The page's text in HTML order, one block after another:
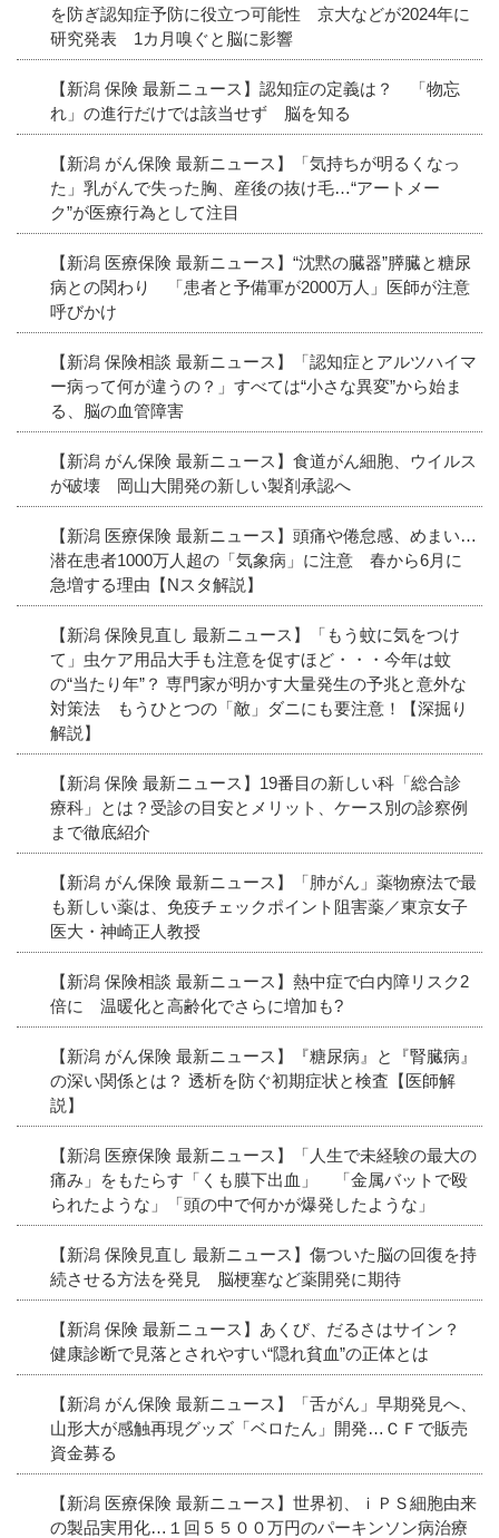
を防ぎ認知症予防に役立つ可能性 京大などが2024年に
研究発表 1カ月嗅ぐと脳に影響
【新潟 保険 最新ニュース】認知症の定義は？ 「物忘
れ」の進行だけでは該当せず 脳を知る
【新潟 がん保険 最新ニュース】「気持ちが明るくなっ
た」乳がんで失った胸、産後の抜け毛…“アートメー
ク”が医療行為として注目
【新潟 医療保険 最新ニュース】“沈黙の臓器”膵臓と糖尿
病との関わり 「患者と予備軍が2000万人」医師が注意
呼びかけ
【新潟 保険相談 最新ニュース】「認知症とアルツハイマ
ー病って何が違うの？」すべては“小さな異変”から始ま
る、脳の血管障害
【新潟 がん保険 最新ニュース】食道がん細胞、ウイルス
が破壊 岡山大開発の新しい製剤承認へ
【新潟 医療保険 最新ニュース】頭痛や倦怠感、めまい…
潜在患者1000万人超の「気象病」に注意 春から6月に
急増する理由【Nスタ解説】
【新潟 保険見直し 最新ニュース】「もう蚊に気をつけ
て」虫ケア用品大手も注意を促すほど・・・今年は蚊
の“当たり年”？ 専門家が明かす大量発生の予兆と意外な
対策法 もうひとつの「敵」ダニにも要注意！【深掘り
解説】
【新潟 保険 最新ニュース】19番目の新しい科「総合診
療科」とは？受診の目安とメリット、ケース別の診察例
まで徹底紹介
【新潟 がん保険 最新ニュース】「肺がん」薬物療法で最
も新しい薬は、免疫チェックポイント阻害薬／東京女子
医大・神崎正人教授
【新潟 保険相談 最新ニュース】熱中症で白内障リスク2
倍に 温暖化と高齢化でさらに増加も?
【新潟 がん保険 最新ニュース】『糖尿病』と『腎臓病』
の深い関係とは？ 透析を防ぐ初期症状と検査【医師解
説】
【新潟 医療保険 最新ニュース】「人生で未経験の最大の
痛み」をもたらす「くも膜下出血」 「金属バットで殴
られたような」「頭の中で何かが爆発したような」
【新潟 保険見直し 最新ニュース】傷ついた脳の回復を持
続させる方法を発見 脳梗塞など薬開発に期待
【新潟 保険 最新ニュース】あくび、だるさはサイン？
健康診断で見落とされやすい“隠れ貧血”の正体とは
【新潟 がん保険 最新ニュース】「舌がん」早期発見へ、
山形大が感触再現グッズ「ベロたん」開発…ＣＦで販売
資金募る
【新潟 医療保険 最新ニュース】世界初、ｉＰＳ細胞由来
の製品実用化…１回５５００万円のパーキンソン病治療